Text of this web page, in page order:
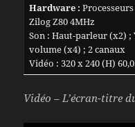
Hardware :
Zilog Z80 4MHz
Son : Haut-parleur (x2) ;
volume (x4) ; 2 canaux
Vidéo : 320 x 240 (H)
Vidéo – L’écran-titre